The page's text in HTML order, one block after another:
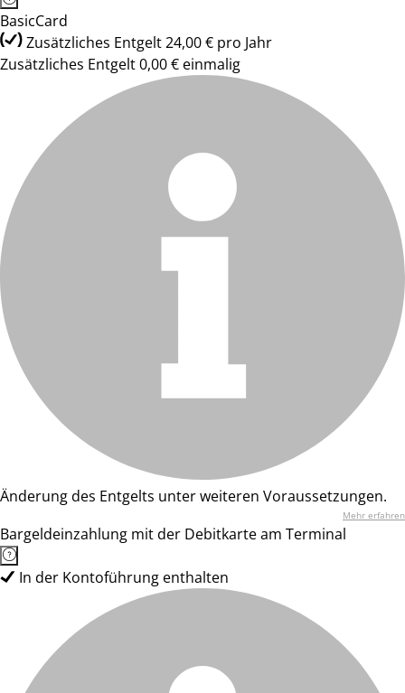
BasicCard
Zusätzliches Entgelt 24,00 € pro Jahr
Zusätzliches Entgelt 0,00 € einmalig
Änderung des Entgelts unter weiteren Voraussetzungen.
Mehr erfahren
Bargeldeinzahlung mit der Debitkarte am Terminal
In der Kontoführung enthalten